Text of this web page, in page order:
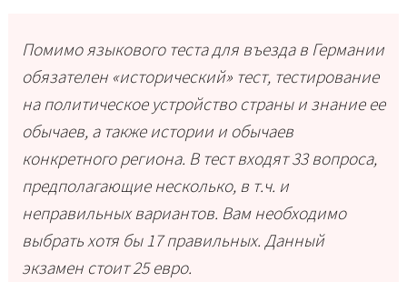
Помимо языкового теста для въезда в Германии
обязателен «исторический» тест, тестирование
на политическое устройство страны и знание ее
обычаев, а также истории и обычаев
конкретного региона. В тест входят 33 вопроса,
предполагающие несколько, в т.ч. и
неправильных вариантов. Вам необходимо
выбрать хотя бы 17 правильных. Данный
экзамен стоит 25 евро.